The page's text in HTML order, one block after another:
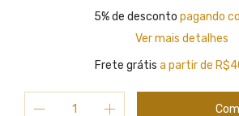
5% de desconto pagando
Ver mais detalhes
Frete grátis a partir de